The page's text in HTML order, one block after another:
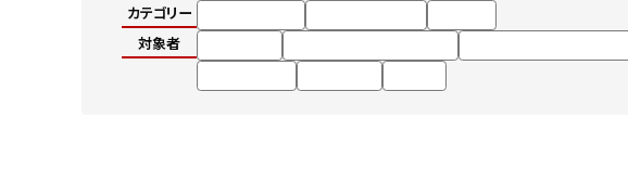
カテゴリー
#キャンペーン
#試合 / イベント #その他
対象者
#SVリーグ
#群馬クレインサンダーズ #東京ヤクルトスワローズ
#小須田選手
#細谷選手 #JLOC